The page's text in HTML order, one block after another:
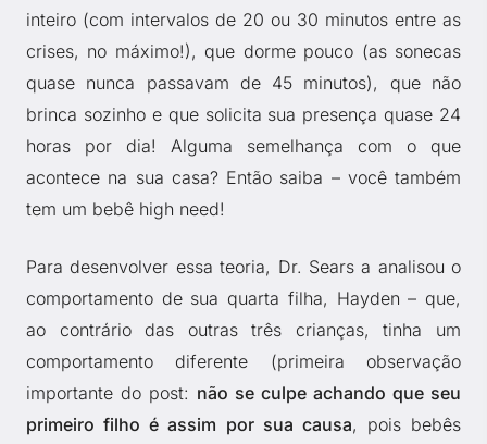
inteiro (com intervalos de 20 ou 30 minutos entre as
crises, no máximo!), que dorme pouco (as sonecas
quase nunca passavam de 45 minutos), que não
brinca sozinho e que solicita sua presença quase 24
horas por dia! Alguma semelhança com o que
acontece na sua casa? Então saiba – você também
tem um bebê high need!
Para desenvolver essa teoria, Dr. Sears a analisou o
comportamento de sua quarta filha, Hayden – que,
ao contrário das outras três crianças, tinha um
comportamento diferente (primeira observação
importante do post: não se culpe achando que seu
primeiro filho é assim por sua causa, pois bebês